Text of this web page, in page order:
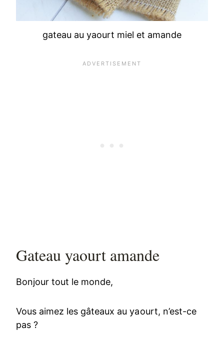
gateau au yaourt miel et amande
Gateau yaourt amande
Bonjour tout le monde,
Vous aimez les gâteaux au yaourt, n’est-ce
pas ?